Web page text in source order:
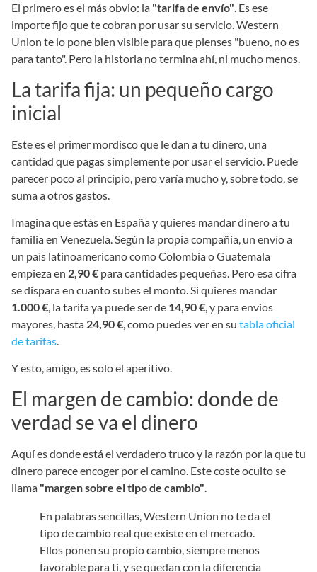
El primero es el más obvio: la "tarifa de envío". Es ese
importe fijo que te cobran por usar su servicio. Western
Union te lo pone bien visible para que pienses "bueno, no es
para tanto". Pero la historia no termina ahí, ni mucho menos.
La tarifa fija: un pequeño cargo
inicial
Este es el primer mordisco que le dan a tu dinero, una
cantidad que pagas simplemente por usar el servicio. Puede
parecer poco al principio, pero varía mucho y, sobre todo, se
suma a otros gastos.
Imagina que estás en España y quieres mandar dinero a tu
familia en Venezuela. Según la propia compañía, un envío a
un país latinoamericano como Colombia o Guatemala
empieza en 2,90 € para cantidades pequeñas. Pero esa cifra
se dispara en cuanto subes el monto. Si quieres mandar
1.000 €, la tarifa ya puede ser de 14,90 €, y para envíos
mayores, hasta 24,90 €, como puedes ver en su tabla oficial
de tarifas.
Y esto, amigo, es solo el aperitivo.
El margen de cambio: donde de
verdad se va el dinero
Aquí es donde está el verdadero truco y la razón por la que tu
dinero parece encoger por el camino. Este coste oculto se
llama "margen sobre el tipo de cambio"
En palabras sencillas, Western Union no te da el
tipo de cambio real que existe en el mercado.
Ellos ponen su propio cambio, siempre menos
favorable para ti, y se quedan con la diferencia